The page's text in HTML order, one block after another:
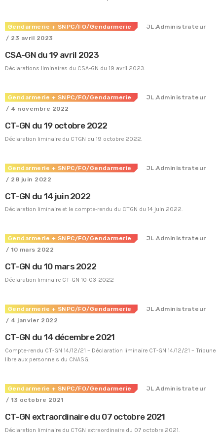
Tous nos journaux
Derniers articles
Fiche technique : Amélioration des droits à retraite des parents
Fiche technique : Nouvelles procédures médicales
4 août 2026
9 juillet 2026
Congé supplémentaire de naissance
3 juillet 2026
Gendarmerie + SNPC/FO/Gendarmerie
JL.Administrateur
/ 23 avril 2023
CSA-GN du 19 avril 2023
Déclarations liminaires du CSA-GN du 19 avril 2023.
Gendarmerie + SNPC/FO/Gendarmerie
JL.Administrateur
/ 4 novembre 2022
CT-GN du 19 octobre 2022
Déclaration liminaire du CTGN du 19 octobre 2022.
Gendarmerie + SNPC/FO/Gendarmerie
JL.Administrateur
/ 28 juin 2022
CT-GN du 14 juin 2022
Déclaration liminaire et le compte-rendu du CTGN du 14 juin 2022.
Gendarmerie + SNPC/FO/Gendarmerie
JL.Administrateur
/ 10 mars 2022
CT-GN du 10 mars 2022
Déclaration liminaire CT-GN 10-03-2022
Gendarmerie + SNPC/FO/Gendarmerie
JL.Administrateur
/ 4 janvier 2022
CT-GN du 14 décembre 2021
Compte-rendu CT-GN 14/12/21 – Déclaration liminaire CT-GN 14/12/21 – Tribune
libre aux personnels du CNASG.
Gendarmerie + SNPC/FO/Gendarmerie
JL.Administrateur
/ 13 octobre 2021
CT-GN extraordinaire du 07 octobre 2021
Déclaration liminaire du CTGN extraordinaire du 07 octobre 2021.